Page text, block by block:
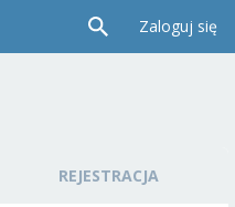
Zaloguj się
REJESTRACJA